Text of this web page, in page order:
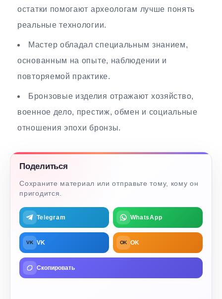
остатки помогают археологам лучше понять
реальные технологии.
Мастер обладал специальным знанием,
основанным на опыте, наблюдении и
повторяемой практике.
Бронзовые изделия отражают хозяйство,
военное дело, престиж, обмен и социальные
отношения эпохи бронзы.
Поделиться
Сохраните материал или отправьте тому, кому он
пригодится.
Telegram WhatsApp
VK VK OK OK
Скопировать